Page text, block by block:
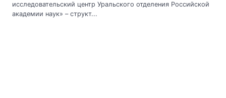
исследовательский центр Уральского отделения Российской
академии наук» – структ...